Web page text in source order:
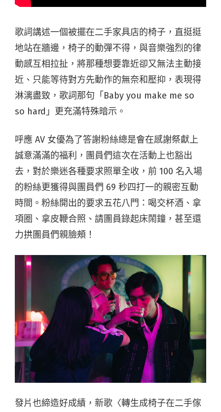
歌詞講述一個被擺在二手家具店的椅子，直挺挺
地站在牆邊，椅子的動彈不得，與音樂強烈的律
動感互相拉扯，將那種想要靠近卻又無法主動接
近、只能等待對方先動作的無奈和壓抑，表現得
淋漓盡致，歌詞那句「Baby you make me so
so hard」更充滿特殊暗示。
呼應 AV 女優為了答謝粉絲總是會在感謝祭獻上
誠意滿滿的福利，團員們這次在活動上也豁出
去，對於樂迷各種要求照單全收，前 100 名入場
的粉絲更獲得與團員們 69 秒四打一的親密互動
時間。粉絲開出的要求五花八門：喝交杯酒、拿
項圈、拿皮鞭合照、請團員錄起床鬧鐘，甚至還
力拱團員們親臉頰！
發片也締造好成績，新歌〈轉生成椅子在二手傢